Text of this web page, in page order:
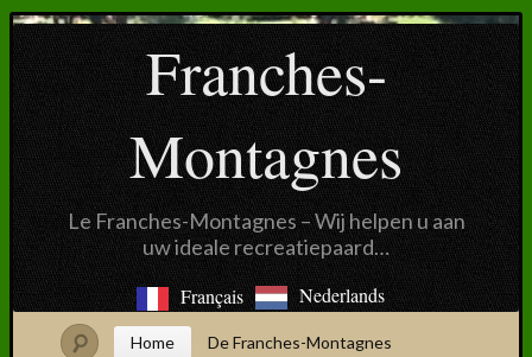
Franches-
Montagnes
Le Franches-Montagnes – Wij helpen u aan
uw ideale recreatiepaard…
Français Nederlands
Home
De Franches-Montagnes